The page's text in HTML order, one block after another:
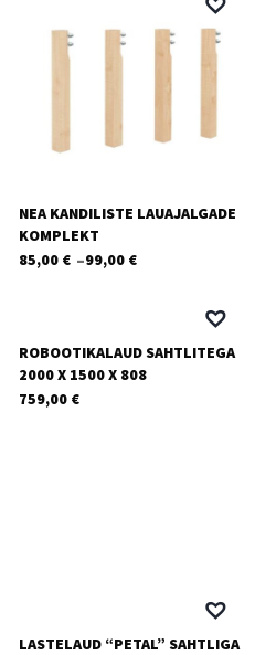
NEA KANDILISTE LAUAJALGADE
KOMPLEKT
85,00 € –99,00 €
Hinnavahemik:
ROBOOTIKALAUD SAHTLITEGA
2000 X 1500 X 808
759,00 €
LASTELAUD “PETAL” SAHTLIGA